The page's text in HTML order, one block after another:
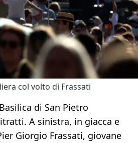
col volto di Frassati
di San Pietro
A sinistra, in giacca e
Giorgio Frassati, giovane